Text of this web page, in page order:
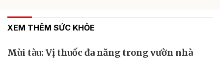
XEM THÊM SỨC KHỎE
Mùi tàu: Vị thuốc đa năng trong vườn nhà